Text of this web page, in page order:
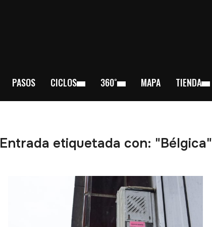
PASOS CICLOS 360˚ MAPA TIENDA
Entrada etiquetada con: "Bélgica"